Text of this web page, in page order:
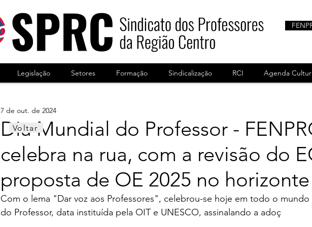
Legislação Setores Formação Sindicalização RCI Agenda
Dia Mundial do Professor -
celebra na rua, com a revisão do
proposta de OE 2025 no horizonte
7 de out. de 2024
Com o lema "Dar voz aos Professores", celebrou-se hoje em todo o mundo
do Professor, data instituída pela OIT e UNESCO, assinalando a adoç
Voltar